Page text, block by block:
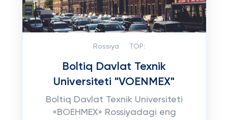
Rossiya TOP:
Boltiq Davlat Texnik
Universiteti "VOENMEX"
Boltiq Davlat Texnik Universiteti
«ВОЕНМЕХ» Rossiyadagi eng